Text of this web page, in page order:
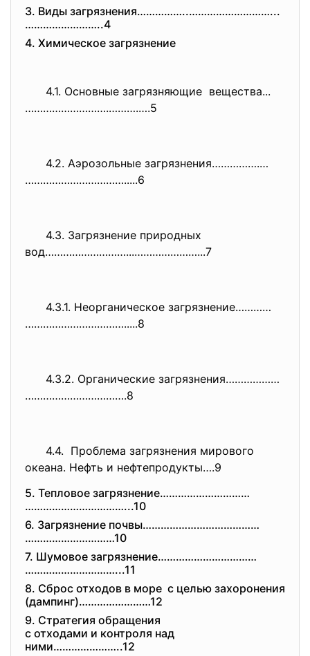
3. Виды загрязнения……………..………………………...
……………………..4
4. Химическое загрязнение
4.1. Основные загрязняющие вещества...
……………………….……….….5
4.2. Аэрозольные загрязнения…………….…
…………………………….....6
4.3. Загрязнение природных
вод………………………...…………………...7
4.3.1. Неорганическое загрязнение…………
…………………………….....8
4.3.2. Органические загрязнения………………
…………………………….8
4.4. Проблема загрязнения мирового
океана. Нефть и нефтепродукты….9
5. Тепловое загрязнение…………………………
……………………………...10
6. Загрязнение почвы…………………………………
…………………………10
7. Шумовое загрязнение……………………………
…………………………...11
8. Сброс отходов в море с целью захоронения
(дампинг)……………………12
9. Стратегия обращения
с отходами и контроля над
ними…………………..12